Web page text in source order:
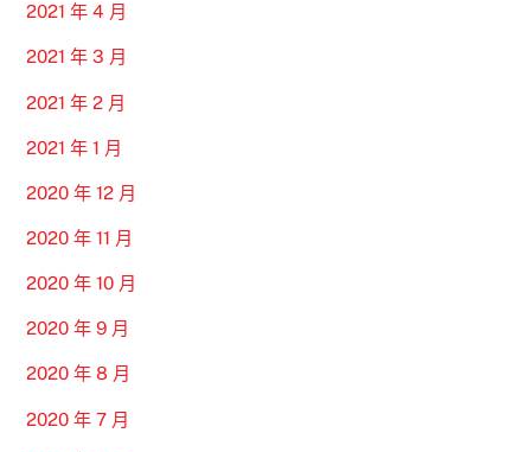
2021 年 4 月
2021 年 3 月
2021 年 2 月
2021 年 1 月
2020 年 12 月
2020 年 11 月
2020 年 10 月
2020 年 9 月
2020 年 8 月
2020 年 7 月